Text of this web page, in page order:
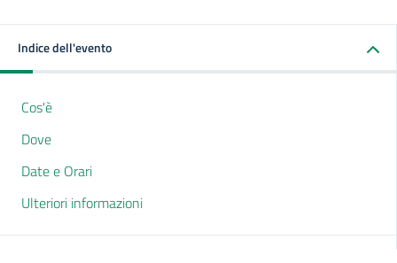
Indice dell'evento
Cos'è
Dove
Date e Orari
Ulteriori informazioni